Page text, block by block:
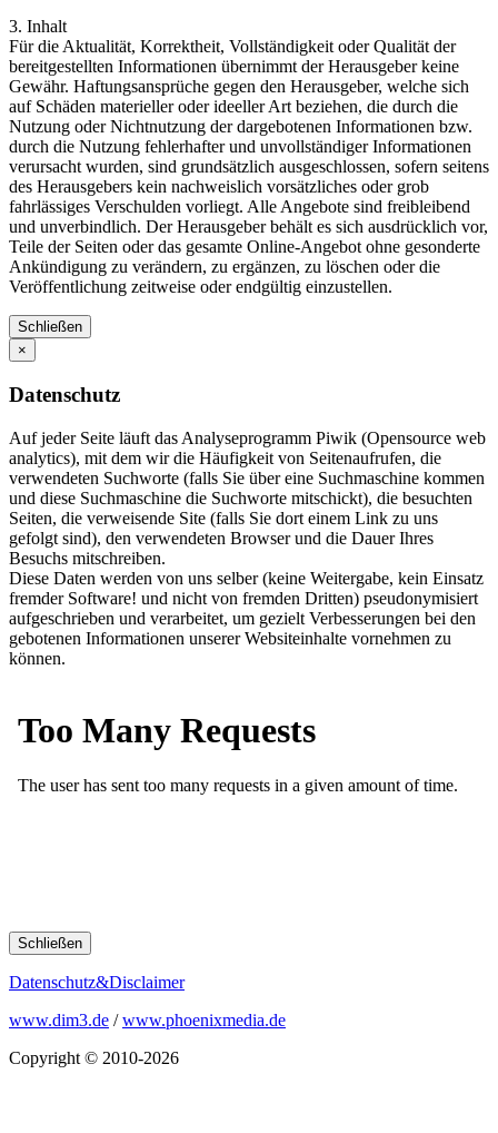
3. Inhalt
Für die Aktualität, Korrektheit, Vollständigkeit oder Qualität der
bereitgestellten Informationen übernimmt der Herausgeber keine
Gewähr. Haftungsansprüche gegen den Herausgeber, welche sich
auf Schäden materieller oder ideeller Art beziehen, die durch die
Nutzung oder Nichtnutzung der dargebotenen Informationen bzw.
durch die Nutzung fehlerhafter und unvollständiger Informationen
verursacht wurden, sind grundsätzlich ausgeschlossen, sofern seitens
des Herausgebers kein nachweislich vorsätzliches oder grob
fahrlässiges Verschulden vorliegt. Alle Angebote sind freibleibend
und unverbindlich. Der Herausgeber behält es sich ausdrücklich vor,
Teile der Seiten oder das gesamte Online-Angebot ohne gesonderte
Ankündigung zu verändern, zu ergänzen, zu löschen oder die
Veröffentlichung zeitweise oder endgültig einzustellen.
Schließen
×
Datenschutz
Auf jeder Seite läuft das Analyseprogramm Piwik (Opensource web
analytics), mit dem wir die Häufigkeit von Seitenaufrufen, die
verwendeten Suchworte (falls Sie über eine Suchmaschine kommen
und diese Suchmaschine die Suchworte mitschickt), die besuchten
Seiten, die verweisende Site (falls Sie dort einem Link zu uns
gefolgt sind), den verwendeten Browser und die Dauer Ihres
Besuchs mitschreiben.
Diese Daten werden von uns selber (keine Weitergabe, kein Einsatz
fremder Software! und nicht von fremden Dritten) pseudonymisiert
aufgeschrieben und verarbeitet, um gezielt Verbesserungen bei den
gebotenen Informationen unserer Websiteinhalte vornehmen zu
können.
Schließen
Datenschutz&Disclaimer
www.dim3.de /www.phoenixmedia.de
Copyright © 2010-2026